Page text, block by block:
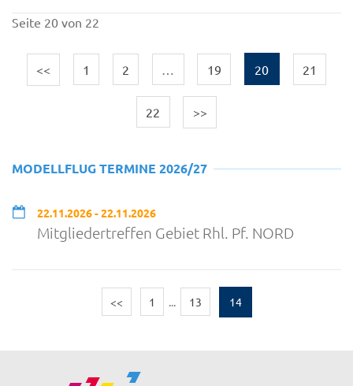
Seite 20 von 22
<< 1 2 19 20 21
22 >>
MODELLFLUG TERMINE 2026/27
22.11.2026 - 22.11.2026
Mitgliedertreffen Gebiet Rhl. Pf. NORD
<< 1 ... 13 14